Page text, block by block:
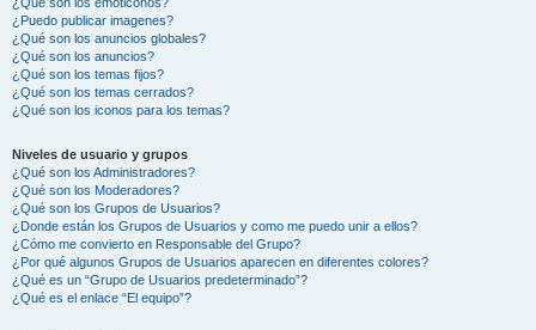
¿Puedo publicar imagenes?
¿Qué son los anuncios globales?
¿Qué son los anuncios?
¿Qué son los temas fijos?
¿Qué son los temas cerrados?
¿Qué son los iconos para los temas?
Niveles de usuario y grupos
¿Qué son los Administradores?
¿Qué son los Moderadores?
¿Qué son los Grupos de Usuarios?
¿Donde están los Grupos de Usuarios y como me puedo unir a ellos?
¿Cómo me convierto en Responsable del Grupo?
¿Por qué algunos Grupos de Usuarios aparecen en diferentes colores?
¿Qué es un “Grupo de Usuarios predeterminado”?
¿Qué es el enlace “El equipo”?